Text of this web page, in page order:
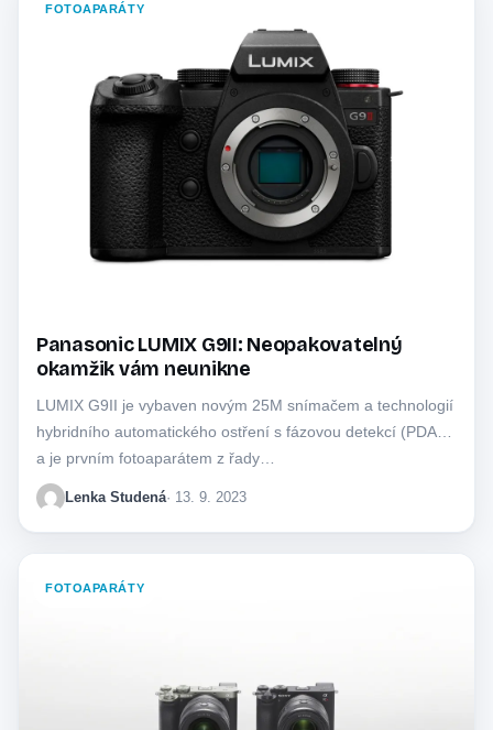
FOTOAPARÁTY
Panasonic LUMIX G9II: Neopakovatelný
okamžik vám neunikne
LUMIX G9II je vybaven novým 25M snímačem a technologií
hybridního automatického ostření s fázovou detekcí (PDAF),
a je prvním fotoaparátem z řady…
Lenka Studená· 13. 9. 2023
FOTOAPARÁTY